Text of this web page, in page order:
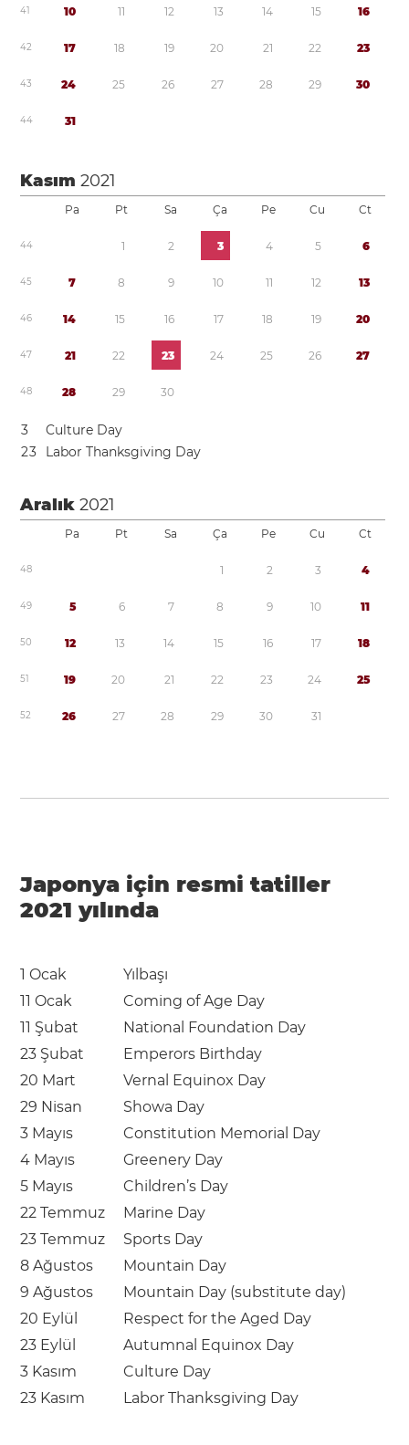
41 10 11 12 13 14 15 16
42 17 18 19 20 21 22 23
43 24 25 26 27 28 29 30
44 31
Kasım2021
Pa Pt Sa Ça Pe Cu Ct
44 1 2 3 4 5 6
45 7 8 9 10 11 12 13
46 14 15 16 17 18 19 20
47 21 22 23 24 25 26 27
48 28 29 30
3
Culture Day
23 Labor Thanksgiving Day
Aralık2021
Pa Pt Sa Ça Pe Cu Ct
48 1 2 3 4
49 5 6 7 8 9 10 11
50 12 13 14 15 16 17 18
51 19 20 21 22 23 24 25
52 26 27 28 29 30 31
Japonya için resmi tatiller
2021 yılında
1 Ocak
Yılbaşı
11 Ocak
Coming of Age Day
11 Şubat
National Foundation Day
23 Şubat
Emperors Birthday
20 Mart
Vernal Equinox Day
29 Nisan
Showa Day
3 Mayıs
Constitution Memorial Day
4 Mayıs
Greenery Day
5 Mayıs
Children’s Day
22 Temmuz
Marine Day
23 Temmuz
Sports Day
8 Ağustos
Mountain Day
9 Ağustos
Mountain Day (substitute day)
20 Eylül
Respect for the Aged Day
23 Eylül
Autumnal Equinox Day
3 Kasım
Culture Day
23 Kasım
Labor Thanksgiving Day